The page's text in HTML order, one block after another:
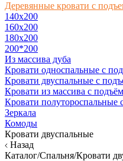
Деревянные кровати с
140x200
160х200
180х200
200*200
Из массива дуба
Кровати односпальные с
Кровати двуспальные с
Кровати из массива с
Кровати
Зеркала
Комоды
Кровати двуспальные
Назад
Каталог/Спальня/Кровати